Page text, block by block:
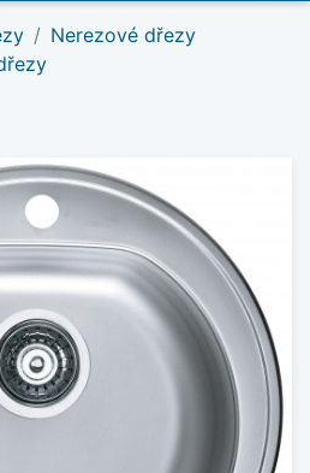
Nerezové dřezy